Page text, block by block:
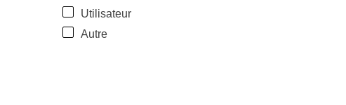
Utilisateur
Autre